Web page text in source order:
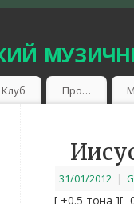
Клуб Про…
31/01/2012 | G
[ +0.5 тона ][ -